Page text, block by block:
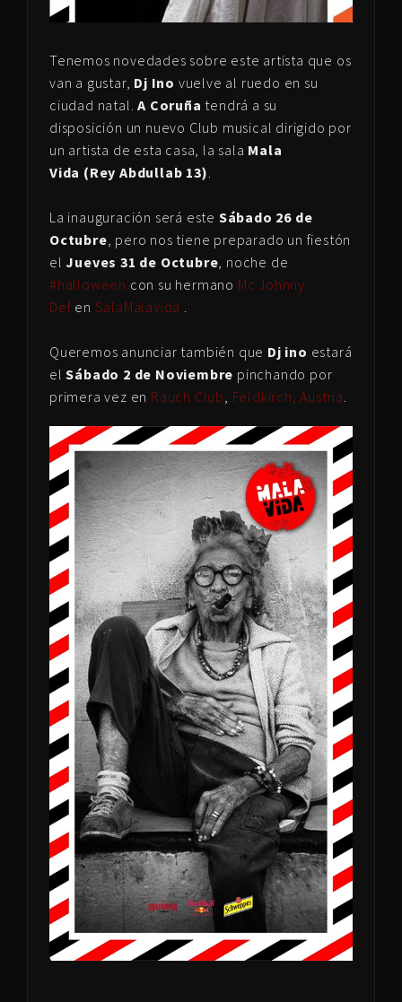
Tenemos novedades sobre este artista que os
van a gustar, Dj Ino vuelve al ruedo en su
ciudad natal.A Coruña tendrá a su
disposición un nuevo Club musical dirigido por
un artista de esta casa, la sala Mala
Vida (Rey Abdullab 13).
La inauguración será este Sábado 26 de
Octubre, pero nos tiene preparado un fiestón
elJueves 31 de Octubre, noche de
#halloween con su hermano Mc Johnny
Def en SalaMalavida .
Queremos anunciar también que Dj ino estará
elSábado 2 de Noviembre pinchando por
primera vez en Rauch Club, Feldkirch, Austria.